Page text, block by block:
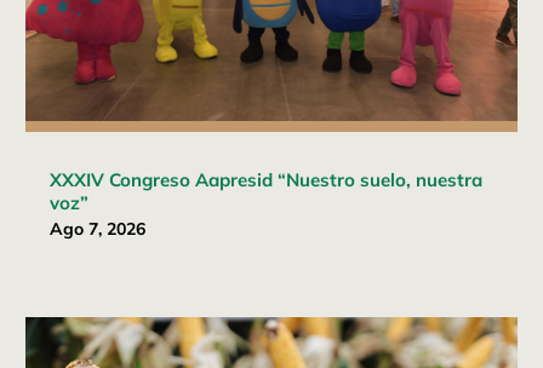
XXXIV Congreso Aapresid “Nuestro suelo, nuestra
voz”
Ago 7, 2026